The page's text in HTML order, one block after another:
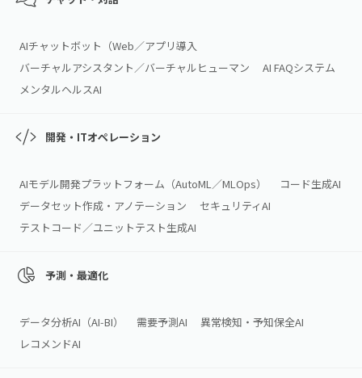
AIチャットボット（Web／アプリ導入
バーチャルアシスタント／バーチャルヒューマン
AI FAQシステム
メンタルヘルスAI
開発・ITオペレーション
AIモデル開発プラットフォーム（AutoML／MLOps）
コード生成AI
データセット作成・アノテーション
セキュリティAI
テストコード／ユニットテスト生成AI
予測・最適化
データ分析AI（AI‑BI） 需要予測AI
異常検知・予知保全AI
レコメンドAI